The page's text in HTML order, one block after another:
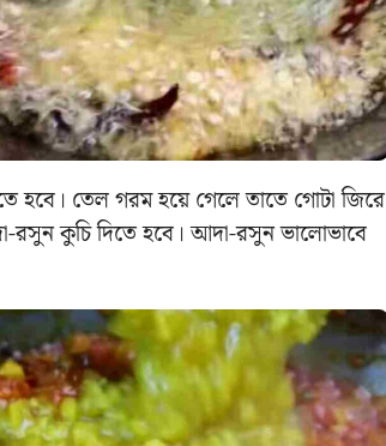
হবে। তেল গরম হয়ে গেলে তাতে গোটা জিরে
কুচি দিতে হবে। আদা-রসুন ভালোভাবে